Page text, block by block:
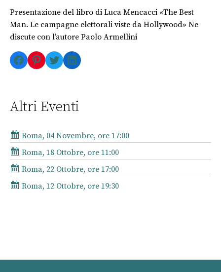
Presentazione del libro di Luca Mencacci «The Best
Man. Le campagne elettorali viste da Hollywood» Ne
discute con l’autore Paolo Armellini
Facebook
Pinterest
TwitterLinkedIn
Altri Eventi
Roma, 04 Novembre, ore 17:00
Roma, 18 Ottobre, ore 11:00
Roma, 22 Ottobre, ore 17:00
Roma, 12 Ottobre, ore 19:30